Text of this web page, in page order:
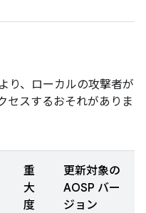
り、ローカルの攻撃者が
セスするおそれがありま
重
大
度
更新対象の
AOSP バー
ジョン